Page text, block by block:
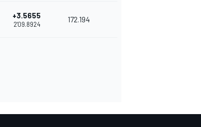
+3.5655
2'09.8924
172.194